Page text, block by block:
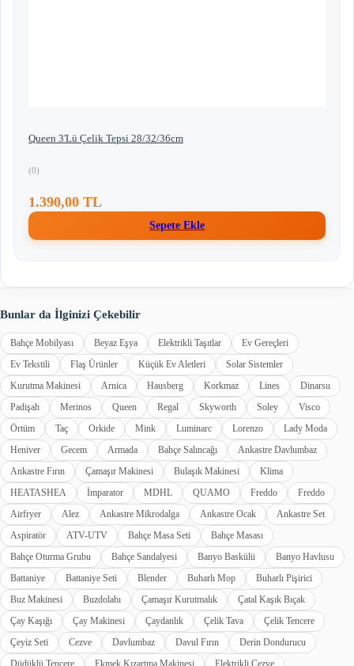
Queen 3'lü Çelik Tepsi 28/32/36cm
(0)
1.390,00 TL
Sepete Ekle
Bunlar da İlginizi Çekebilir
Bahçe Mobilyası Beyaz Eşya Elektrikli Taşıtlar
Ev Gereçleri
Ev Tekstili
Flaş Ürünler Küçük Ev Aletleri
Solar Sistemler
Kurutma Makinesi
Arnica Hausberg Korkmaz Lines
Dinarsu
Padişah
Merinos Queen Regal Skyworth Soley
Visco
Örtüm
Taç Orkide Mink Luminarc Lorenzo
Lady Moda
Heniver
Gecem Armada Bahçe Salıncağı
Ankastre Davlumbaz
Ankastre Fırın
Çamaşır Makinesi Bulaşık Makinesi
Klima
HEATASHEA
İmparator MDHL QUAMO Freddo
Freddo
Airfryer
Alez Ankastre Mikrodalga Ankastre Ocak
Ankastre Set
Aspiratör
ATV-UTV Bahçe Masa Seti
Bahçe Masası
Bahçe Oturma Grubu
Bahçe Sandalyesi Banyo Baskülü
Banyo Havlusu
Battaniye
Battaniye Seti Blender Buharlı Mop
Buharlı Pişirici
Buz Makinesi
Buzdolabı Çamaşır Kurutmalık
Çatal Kaşık Bıçak
Çay Kaşığı
Çay Makinesi Çaydanlık Çelik Tava
Çelik Tencere
Çeyiz Seti
Cezve Davlumbaz Davul Fırın
Derin Dondurucu
Düdüklü Tencere
Ekmek Kızartma Makinesi Elektrikli Cezve